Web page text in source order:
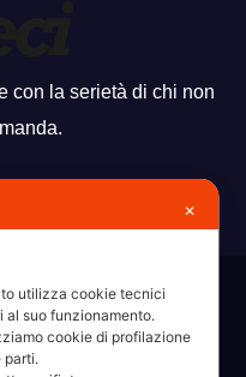
con la serietà di chi non
|Tema: News Way di
.
✕
utilizza cookie tecnici
al suo funzionamento.
cookie di profilazione
parti.